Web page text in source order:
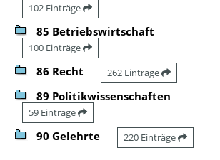
102 Einträge
85 Betriebswirtschaft
100 Einträge
86 Recht 262 Einträge
89 Politikwissenschaften
59 Einträge
90 Gelehrte 220 Einträge